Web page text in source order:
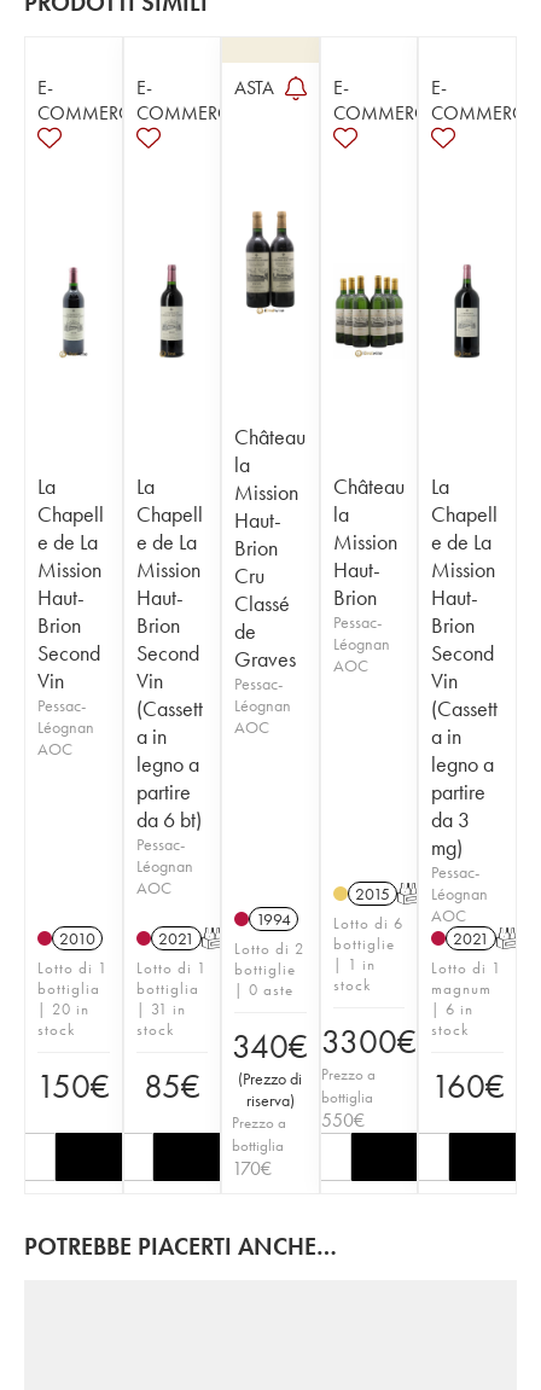
E-
COMMERCE
La
Chapell
e de La
Mission
Haut-
Brion
Second
Vin
Pessac-
Léognan
AOC
2010
Lotto di 1
bottiglia
| 20 in
stock
150€
E-
COMMERCE
La
Chapell
e de La
Mission
Haut-
Brion
Second
Vin
(Cassett
a in
legno a
partire
da 6 bt)
Pessac-
Léognan
AOC
2021 T
Lotto di 1
bottiglia
| 31 in
stock
85€
ASTA
Château
la
Mission
Haut-
Brion
Cru
Classé
de
Graves
Pessac-
Léognan
AOC
1994
Lotto di 2
bottiglie
| 0 aste
340€
(Prezzo di
riserva)
Prezzo a
bottiglia
170€
E-
COMMERCE
Château
la
Mission
Haut-
Brion
Pessac-
Léognan
AOC
2015 T
Lotto di 6
bottiglie
| 1 in
stock
3300€
Prezzo a
bottiglia
550€
E-
COMMERCE
La
Chapell
e de La
Mission
Haut-
Brion
Second
Vin
(Cassett
a in
legno a
partire
da 3
mg)
Pessac-
Léognan
AOC
2021 T
Lotto di 1
magnum
| 6 in
stock
160€
POTREBBE PIACERTI ANCHE…